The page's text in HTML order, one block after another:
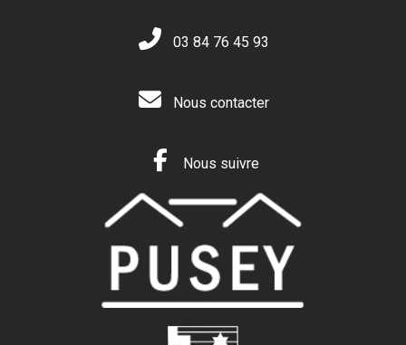
03 84 76 45 93
Nous contacter
Nous suivre